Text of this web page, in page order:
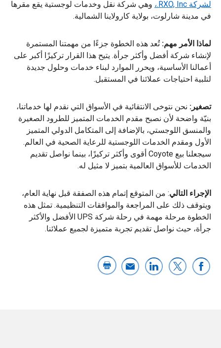
لشركة RXO, Inc.،
وهي شركة نقل وخدمات لوجستية يقع مقرها
في مدينة شارلوت، بولاية كارولاينا الشمالية.
لماذا الأمر مهم: تُعد هذه الخطوة جزءًا من مهمتنا المستمرة
لإنشاء شركة أفضل وأكثر جرأة. يتيح هذا القرار تركيزًا أكبر على
أعمالنا الأساسية، ويحرر الموارد لبناء خدمات وحلول جديدة
لتلبية احتياجات عملائنا في المستقبل.
تصغير: نحن نتوخى الانتقائية في الأسواق التي نقدم لها خدماتنا،
بنيّة واضحة لأن نصبح مقدم الخدمات المتميز للطرود الصغيرة
والمنسق اللوجستي، بالإضافة إلى المتكامل الدولي المتميز
الأول ومقدم الخدمات اللوجستية للرعاية الصحية في العالم.
سيجعلنا بيع Coyote أقوى وأكثر تركيزًا، بينما نواصل تقديم
الخدمات للأسواق العالمية بتميز لا مثيل له.
الإجراء التالي: من المتوقع إتمام هذه الصفقة قبل نهاية العام،
ويتوقف ذلك على المراجعة والموافقات التنظيمية. تمثل هذه
الخطوة مرحلة مهمة في رحلة شركة UPS الأفضل والأكثر
جرأة، حيث نواصل تقديم تجربة متميزة لجميع عملائنا.